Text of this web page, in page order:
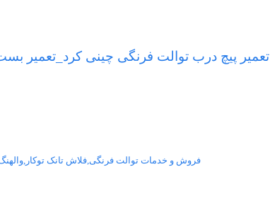
تعمیر پیچ درب توالت فرنگی چینی کرد_تعمیر
فروش و خدمات توالت فرنگی,فلاش تانک